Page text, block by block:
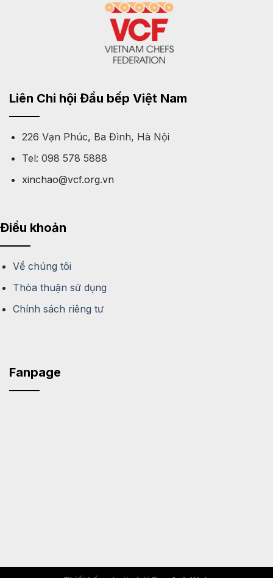
Liên Chi hội Đầu bếp Việt Nam
226 Vạn Phúc, Ba Đình, Hà Nội
Tel: 098 578 5888
xinchao@vcf.org.vn
Điều khoản
Về chúng tôi
Thỏa thuận sử dụng
Chính sách riêng tư
Fanpage